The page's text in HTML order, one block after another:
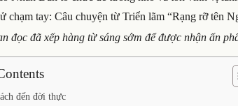
đọc đã xếp hàng từ sáng sớm để được nhận ấn
đến đời thực